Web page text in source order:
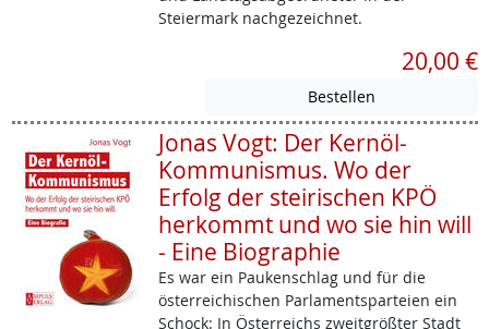
Steiermark nachgezeichnet.
20,00 €
Jonas Vogt: Der Kernöl-
Kommunismus. Wo der
Erfolg der steirischen KPÖ
herkommt und wo sie hin will
- Eine Biographie
Es war ein Paukenschlag und für die
österreichischen Parlamentsparteien ein
Schock: In Österreichs zweitgrößter Stadt